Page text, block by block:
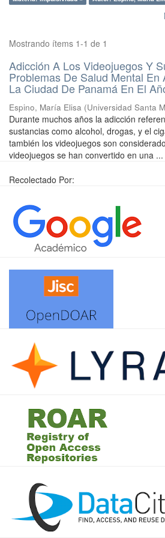
Mostrando ítems 1-1 de 1
Adicción A Los Videojuegos Y
Problemas De Salud Mental En
La Ciudad De Panamá En El
Espino, María Elisa (Universidad Santa
Durante muchos años la adicción
sustancias como alcohol, drogas, y el
también los videojuegos son
videojuegos se han convertido en una ...
Recolectado Por: